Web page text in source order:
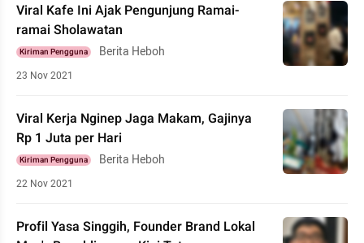
Viral Kafe Ini Ajak Pengunjung Ramai-
ramai Sholawatan
Kiriman Pengguna Berita Heboh
23 Nov 2021
Viral Kerja Nginep Jaga Makam, Gajinya
Rp 1 Juta per Hari
Kiriman Pengguna Berita Heboh
22 Nov 2021
Profil Yasa Singgih, Founder Brand Lokal